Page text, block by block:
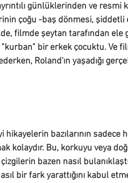
günlüklerinden ve resmi
çoğu -baş dönmesi, şiddetli
filmde şeytan tarafından ele
bir erkek çocuktu. Ve
Roland'ın yaşadığı
bazılarının sadece
kolaydır. Bu, korkuyu veya
bazen nasıl
bir fark yarattığını kabul